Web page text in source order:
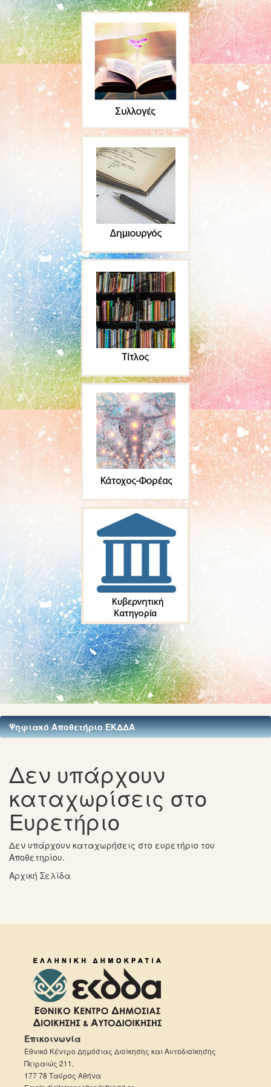
Ψηφιακό Αποθετήριο ΕΚΔΔΑ
Δεν υπάρχουν
καταχωρίσεις στο
Ευρετήριο
Δεν υπάρχουν καταχωρήσεις στο ευρετήριο του
Αποθετηρίου.
Αρχική Σελίδα
Επικοινωνία
Εθνικό Κέντρο Δημόσιας Διοίκησης και Αυτοδιοίκησης
Πειραιώς 211,
177 78 Ταύρος Αθήνα